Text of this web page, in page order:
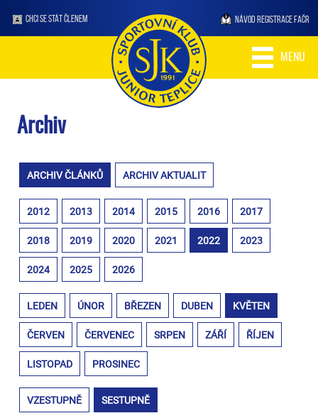
CHCI SE STÁT ČLENEM NÁVOD REGISTRACE FAČR
MENU
Archiv
ARCHIV ČLÁNKŮ ARCHIV AKTUALIT
2012 2013 2014 2015 2016 2017
2018 2019 2020 2021 2022 2023
2024 2025 2026
LEDEN ÚNOR BŘEZEN DUBEN KVĚTEN
ČERVEN ČERVENEC SRPEN ZÁŘÍ ŘÍJEN
LISTOPAD PROSINEC
VZESTUPNĚ SESTUPNĚ